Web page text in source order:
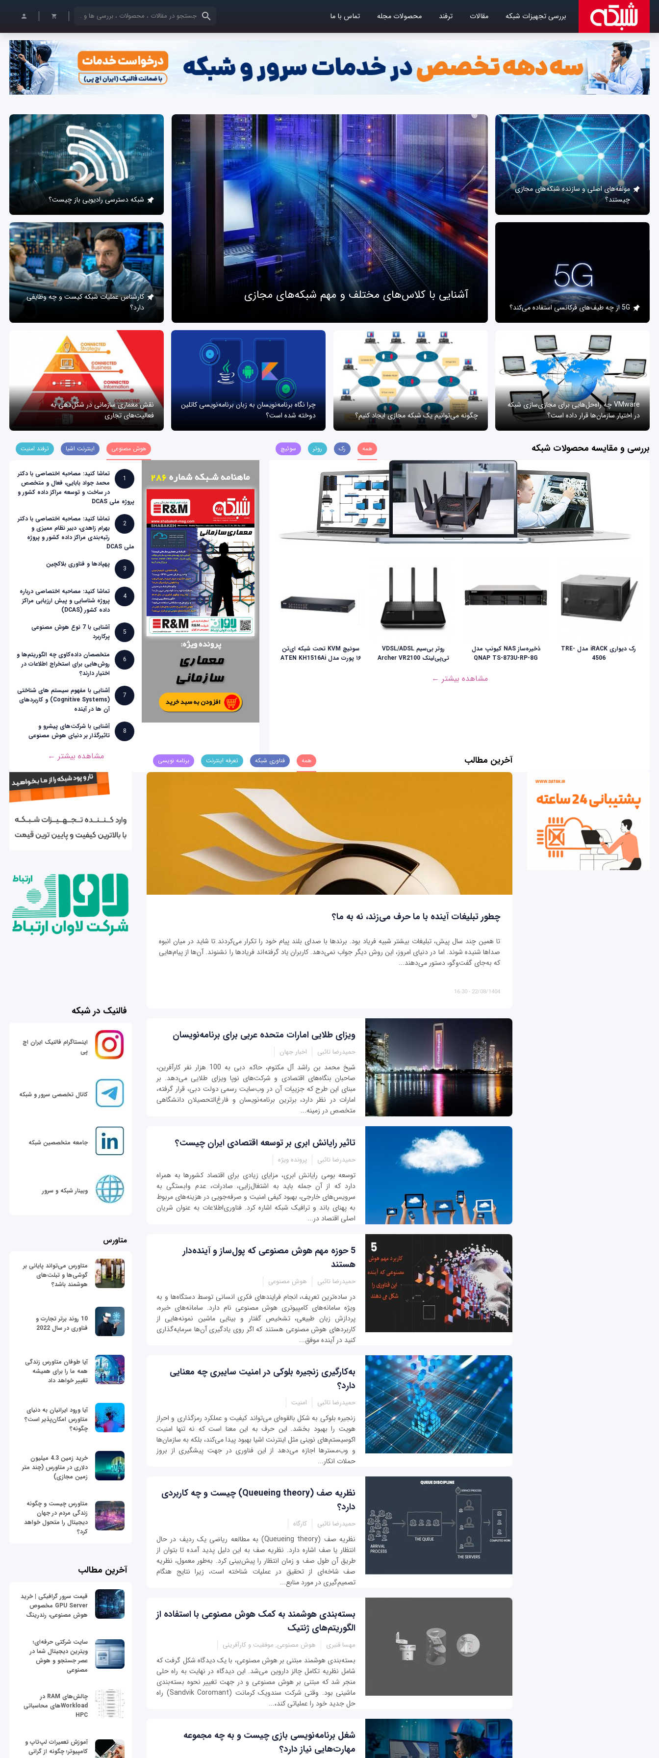
بررسی تجهیزات شبکه مقالات ترفند محصولات مجله تماس با ما کلمات کلیدی خود را وارد کنید
آشنایی با کلاس‌های مختلف و مهم شبکه‌های مجازی
مولفه‌های اصلی و سازنده شبکه‌های مجازی
چیستند؟
5G از چه طیف‌های فرکانسی استفاده می‌کند؟
شبکه دسترسی رادیویی باز چیست؟
کارشناس عملیات شبکه کیست و چه وظایفی
دارد؟
VMware چه راه‌حل‌هایی برای مجازی‌سازی شبکه
در اختیار سازمان‌ها قرار داده است؟
چگونه می‌توانیم یک شبکه مجازی ایجاد کنیم؟
چرا نگاه برنامه‌نویسان به زبان برنامه‌نویسی کاتلین
دوخته شده است؟
نقش معماری سازمانی در شکل‌دهی به
فعالیت‌های تجاری
بررسی و مقایسه محصولات شبکه همه رک روتر سوئیچ
رک دیواری iRACK مدل TRE-
4506
ذخیره‌ساز NAS کیونپ مدل
QNAP TS-873U-RP-8G
روتر بی‌سیم VDSL/ADSL
تی‌پی‌لینک Archer VR2100
سوئیچ KVM تحت شبکه ای‌تن
۱۶ پورت مدل ATEN KH1516Ai
مشاهده بیشتر ←
هوش مصنوعی اینترنت اشیا ترفند امنیت
1
تماشا کنید: مصاحبه اختصاصی با دکتر
محمد جواد بابایی، فعال و متخصص
در ساخت و توسعه مراکز داده کشور و
پروژه ملی DCAS
2
تماشا کنید: مصاحبه اختصاصی با دکتر
بهرام زاهدی، دبیر نظام ممیزی و
رتبه‌بندی مراکز داده کشور و پروژه
ملی DCAS
3
پهپادها و فناوری بلاکچین
4
تماشا کنید: مصاحبه اختصاصی درباره
پروژه شناسایی و پیش ارزیابی مراکز
داده کشور (DCAS)
5
آشنایی با 7 نوع هوش مصنوعی
پرکاربرد
6
متخصصان داده‌کاوی چه الگوریتم‌ها و
روش‌هایی برای استخراج اطلاعات در
اختیار دارند؟
7
آشنایی با مفهوم سیستم های شناختی
(Cognitive Systems) و کاربردهای
آن ها در آینده
8
آشنایی با شرکت‌های پیشرو و
تاثیرگذار بر دنیای هوش مصنوعی
مشاهده بیشتر ← آخرین مطالب همه فناوری شبکه تعرفه اینترنت برنامه نویسی
چطور تبلیغات آینده با ما حرف می‌زند، نه به ما؟
تا همین چند سال پیش، تبلیغات بیشتر شبیه فریاد بود. برندها با صدای بلند پیام خود را تکرار می‌کردند تا شاید در میان انبوه
صداها شنیده شوند. اما در دنیای امروز، این روش دیگر جواب نمی‌دهد. کاربران یاد گرفته‌اند فریادها را نشنوند. آن‌ها از پیام‌هایی
که به‌جای گفت‌وگو، دستور می‌دهند...
22/08/1404 - 16:30
ویزای طلایی امارات متحده عربی برای برنامه‌نویسان
حمیدرضا تائبی اخبار جهان
شیخ محمد بن راشد آل مکتوم، حاکم دبی به 100 هزار نفر کارآفرین،
صاحبان بنگاه‌های اقتصادی و شرکت‌های نوپا ویزای طلایی می‌دهد. بر
مبنای این طرح که جزییات آن در وب‌سایت رسمی دولت دبی، قرار گرفته،
امارات در نظر دارد، برترین برنامه‌نویسان و فارغ‌التحصیلان دانشگاهی
متخصص در زمینه...
تاثیر رایانش ابری بر توسعه اقتصادی ایران چیست؟
حمیدرضا تائبی پرونده ویژه
توسعه بومی رایانش ابری، مزایای زیادی برای اقتصاد کشورها به همراه
دارد که از آن جمله باید به اشتغال‌زایی، صادرات، عدم وابستگی به
سرویس‌های خارجی، بهبود کیفی امنیت و صرفه‌جویی در هزینه‌های مربوط
به پهنای باند و ترافیک شبکه اشاره کرد. فناوری‌اطلاعات به عنوان شریان
اصلی اقتصاد در...
5 حوزه مهم هوش مصنوعی که پول‌ساز و آینده‌دار
هستند
حمیدرضا تائبی هوش مصنوعی
در ساده‌ترین تعریف، انجام فرایندهای فکری انسانی توسط دستگاه‌ها و به
ویژه سامانه‌های کامپیوتری هوش مصنوعی نام دارد. سامانه‌های خبره،
پردازش زبان طبیعی، تشخیص گفتار و بینایی ماشین نمونه‌هایی از
کاربردهای هوش مصنوعی هستند که اگر روی یادگیری آن‌ها سرمایه‌گذاری
کنید در آینده موفق...
به‌کارگیری زنجیره بلوکی در امنیت سایبری چه معنایی
دارد؟
حمیدرضا تائبی امنیت
زنجیره بلوکی به شکل بالقوه‌ای می‌تواند کیفیت و عملکرد رمزگذاری و احراز
هویت را بهبود بخشد. این حرف به این معنا است که نه تنها امنیت
اکوسیستم‌های نوینی مثل اینترنت اشیا بهبود پیدا می‌کند، بلکه به سازمان‌ها
و وب‌مسترها اجازه می‌دهد از این فناوری در جهت پیشگیری از بروز
حملات انکار...
نظریه صف (Queueing theory) چیست و چه کاربردی
دارد؟
حمیدرضا تائبی کارگاه
نظریه صف (Queueing theory) به مطالعه ریاضی یک ردیف در حال
انتظار یا صف اشاره دارد. نظریه صف به این دلیل پدید آمده تا بتوان از
طریق آن طول صف و زمان انتظار را پیش‌بینی کرد. به‌طور معمول، نظریه
صف شاخه‌ای از تحقیق در عملیات شناخته است، زیرا نتایج هنگام
تصمیم‌گیری در مورد منابع...
بسته‌بندی‌ هوشمند به کمک هوش مصنوعی با استفاده از
الگوریتم‌های ژنتیک
مهسا قنبری هوش مصنوعی, موفقیت و کارآفرینی
بسته‌بندی هوشمند مبتنی بر هوش مصنوعی، با یک دیدگاه شکل گرفت که
شامل نظریه تکامل چالز داروین می‌شد. این دیدگاه در نهایت به راه حلی
منجر شد که مبتنی بر هوش مصنوعی و در جهت تغییر نحوه بسته‌بندی
ماشینی بود. وقتی شرکت سندویک کرمانت (Sandvik Coromant) راه
حل جدید خود را عملیاتی کند،...
شغل برنامه‌نویسی بازی چیست و به چه مجموعه
مهارت‌هایی نیاز دارد؟
فالنیک در شبکه
اینستاگرام فالنیک ایران اچ
پی
کانال تخصصی سرور و شبکه
جامعه متخصصین شبکه
وبینار شبکه و سرور
متاورس
متاورس می‌تواند پایانی بر
گوشی‌ها و تبلت‌های
هوشمند باشد؟
10 روند برتر تجارت و
فناوری در سال 2022
آیا طوفان متاورس زندگی
همه ما را برای همیشه
تغییر خواهد داد
آیا ورود ایرانیان به دنیای
متاورس امکان‌پذیر است؟
چگونه؟
خرید زمین 4.3 میلیون
دلاری در متاورس (چند متر
زمین مجازی)
متاورس چیست و چگونه
زندگی مردم در جهان
دیجیتال را متحول خواهد
کرد؟
آخرین مطالب
قیمت سرور گرافیکی | خرید
GPU Server مخصوص
هوش مصنوعی، رندرینگ
سایت شرکتی حرفه‌ای؛
ویترین دیجیتال شما در
عصر جستجو و هوش
مصنوعی
چالش‌های RAM در
Workloadهای محاسباتی
HPC
آموزش تعمیرات لپ‌تاپ و
کامپیوتر؛ چگونه از گرانی